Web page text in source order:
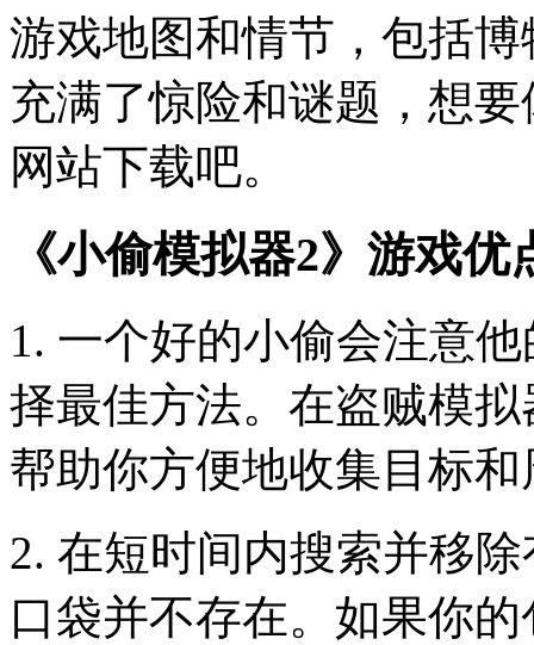
游戏地图和情节，包括
充满了惊险和谜题，想
网站下载吧。
《小偷模拟器2》游戏优
1. 一个好的小偷会注意
择最佳方法。在盗贼模
帮助你方便地收集目标
2. 在短时间内搜索并移
口袋并不存在。如果你